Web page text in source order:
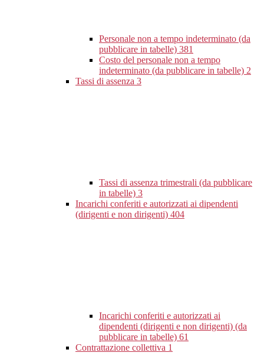
Personale non a tempo indeterminato (da
pubblicare in tabelle) 381
Costo del personale non a tempo
indeterminato (da pubblicare in tabelle) 2
Tassi di assenza 3
Tassi di assenza trimestrali (da pubblicare
in tabelle) 3
Incarichi conferiti e autorizzati ai dipendenti
(dirigenti e non dirigenti) 404
Incarichi conferiti e autorizzati ai
dipendenti (dirigenti e non dirigenti) (da
pubblicare in tabelle) 61
Contrattazione collettiva 1